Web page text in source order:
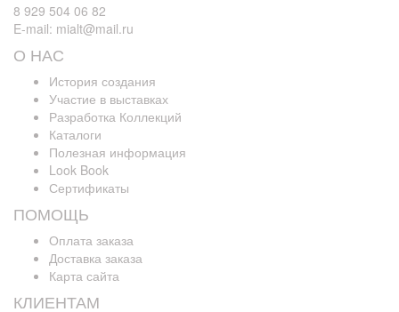
8 929 504 06 82
E-mail: mialt@mail.ru
О НАС
История создания
Участие в выставках
Разработка Коллекций
Каталоги
Полезная информация
Look Book
Сертификаты
ПОМОЩЬ
Оплата заказа
Доставка заказа
Карта сайта
КЛИЕНТАМ